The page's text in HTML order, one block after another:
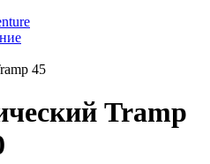
45
Tramp